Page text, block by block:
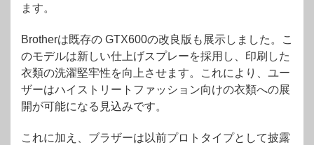
ます。
Brotherは既存の GTX600の改良版も展示しました。こ
のモデルは新しい仕上げスプレーを採用し、印刷した
衣類の洗濯堅牢性を向上させます。これにより、ユー
ザーはハイストリートファッション向けの衣類への展
開が可能になる見込みです。
これに加え、ブラザーは以前プロトタイプとして披露